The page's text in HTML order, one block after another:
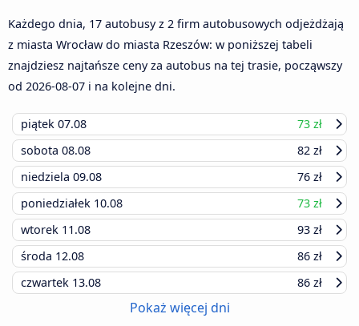
Każdego dnia, 17 autobusy z 2 firm autobusowych odjeżdżają
z miasta Wrocław do miasta Rzeszów: w poniższej tabeli
znajdziesz najtańsze ceny za autobus na tej trasie, począwszy
od 2026-08-07 i na kolejne dni.
piątek 07.08
73 zł
sobota 08.08
82 zł
niedziela 09.08
76 zł
poniedziałek 10.08
73 zł
wtorek 11.08
93 zł
środa 12.08
86 zł
czwartek 13.08 86 zł
Pokaż więcej dni